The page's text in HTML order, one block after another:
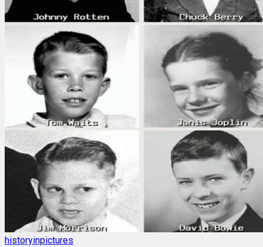
historyinpictures